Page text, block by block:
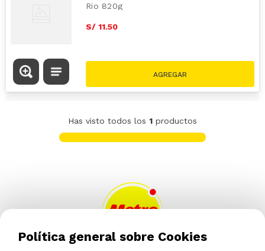
Rio 820g
S/ 11.50
Has visto todos los 1 productos
Política general sobre Cookies